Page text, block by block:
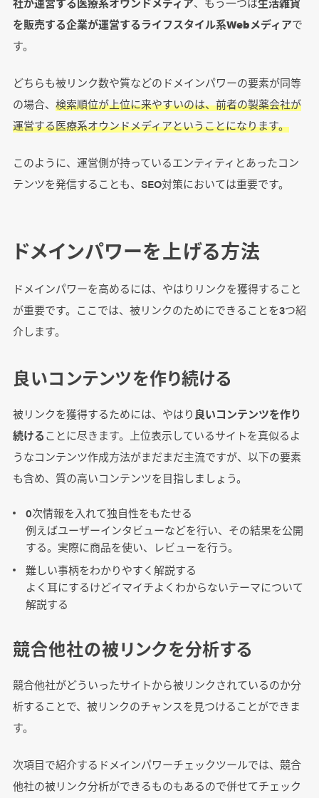
を販売する企業が運営するライフスタイル系Webメディアで
す。
どちらも被リンク数や質などのドメインパワーの要素が同等
の場合、 検索順位が上位に来やすいのは、前者の製薬会社が
運営する医療系オウンドメディアということになります。
このように、運営側が持っているエンティティとあったコン
テンツを発信することも、SEO対策においては重要です。
ドメインパワーを上げる方法
ドメインパワーを高めるには、やはりリンクを獲得すること
が重要です。ここでは、被リンクのためにできることを3つ紹
介します。
良いコンテンツを作り続ける
被リンクを獲得するためには、やはり 良いコンテンツを作り
続けることに尽きます。上位表示しているサイトを真似るよ
うなコンテンツ作成方法がまだまだ主流ですが、以下の要素
も含め、質の高いコンテンツを目指しましょう。
0次情報を入れて独自性をもたせる
例えばユーザーインタビューなどを行い、その結果を公開
する。実際に商品を使い、レビューを行う。
難しい事柄をわかりやすく解説する
よく耳にするけどイマイチよくわからないテーマについて
解説する
競合他社の被リンクを分析する
競合他社がどういったサイトから被リンクされているのか分
析することで、被リンクのチャンスを見つけることができま
す。
次項目で紹介するドメインパワーチェックツールでは、競合
他社の被リンク分析ができるものもあるので併せてチェック